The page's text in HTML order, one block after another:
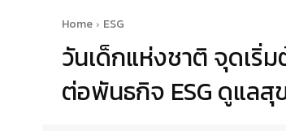
Home ESG
วันเด็กแห่งชาติ จุดเริ่
ต่อพันธกิจ ESG ดูแล